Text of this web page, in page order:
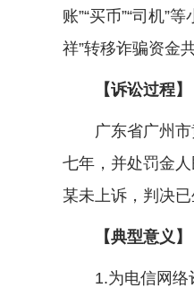
账”“买币”“司机”
祥”转移诈骗资金
【诉讼过程】
广东省广州市黄
七年，并处罚金
某未上诉，判决已
【典型意义】
1.为电信网络诈